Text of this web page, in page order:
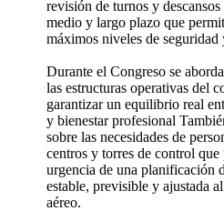
revisión de turnos y
medio y largo plazo que
máximos niveles de
Durante el Congreso se
las estructuras operativas del
garantizar un equilibrio real
y bienestar profesional
sobre las necesidades de
centros y torres de control que
urgencia de una planificación
estable, previsible y ajustada
aéreo.